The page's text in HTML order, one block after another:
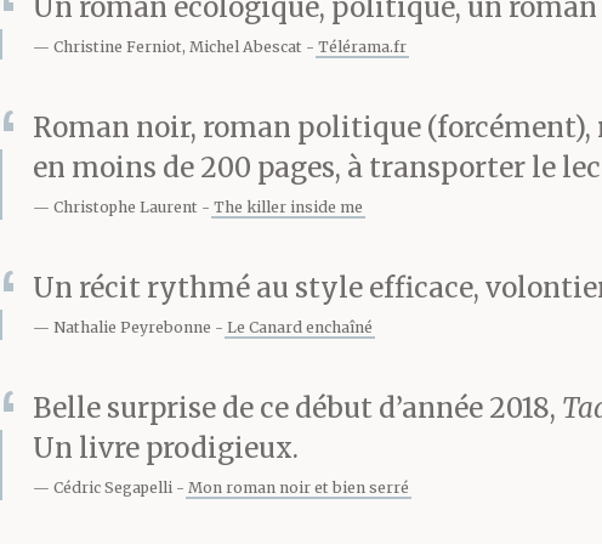
gravir la grille et
Océane crie.
vous ! » Au
gagner le
principale :
Derrière elle,
Un roman écologique, politique, un
Christine Ferniot, Michel Abescat Télérama.fr
Roman noir, roman politique
en moins de 200 pages, à transporter le
Christophe Laurent The killer inside me
Un récit rythmé au style efficace,
Nathalie Peyrebonne Le Canard enchaîné
Belle surprise de ce début d’année 2018,
Un livre prodigieux.
Cédric Segapelli Mon roman noir et bien serré